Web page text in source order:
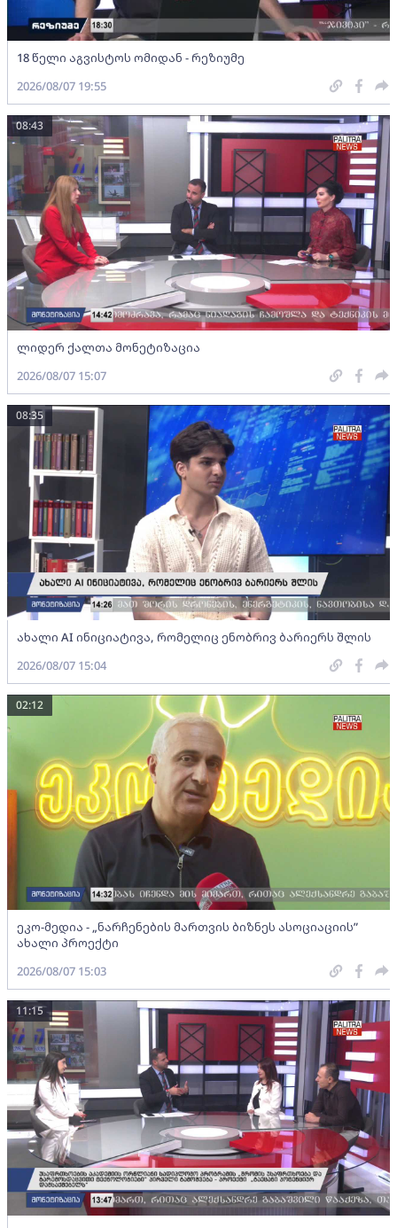
18 წელი აგვისტოს ომიდან - რეზიუმე
2026/08/07 19:55
ლიდერ ქალთა მონეტიზაცია
08:43
2026/08/07 15:07
ახალი AI ინიციატივა, რომელიც ენობრივ ბარიერს შლის
08:35
2026/08/07 15:04
ეკო-მედია - „ნარჩენების მართვის ბიზნეს ასოციაციის”
ახალი პროექტი
02:12
2026/08/07 15:03
11:15